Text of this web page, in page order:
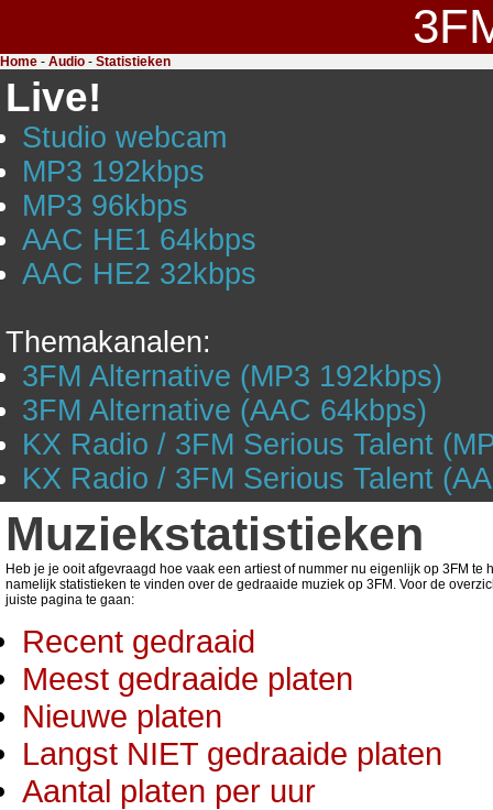
Home - Audio - Statistieken
Live!
Studio webcam
MP3 192kbps
MP3 96kbps
AAC HE1 64kbps
AAC HE2 32kbps
Themakanalen:
3FM Alternative (MP3 192kbps)
3FM Alternative (AAC 64kbps)
KX Radio / 3FM Serious Talent
KX Radio / 3FM Serious Talent
Muziekstatistieken
Heb je je ooit afgevraagd hoe vaak een artiest of nummer nu eigenlijk op 3FM
namelijk statistieken te vinden over de gedraaide muziek op 3FM. Voor de
juiste pagina te gaan:
Recent gedraaid
Meest gedraaide platen
Nieuwe platen
Langst NIET gedraaide platen
Aantal platen per uur